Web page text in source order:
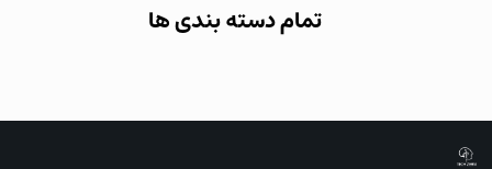
تمام دسته بندی ها